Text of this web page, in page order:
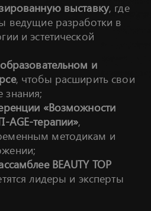
выставку, где
ведущие разработки в
и эстетической
образовательном и
, чтобы расширить свои
знания;
«Возможности
AGE-терапии»,
методикам и
BEAUTY TOP
лидеры и эксперты